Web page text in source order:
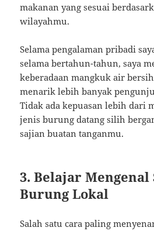
makanan yang sesuai
wilayahmu.
Selama pengalaman pribadi
selama bertahun-tahun, saya
keberadaan mangkuk air
menarik lebih banyak
Tidak ada kepuasan lebih dari
jenis burung datang silih
sajian buatan tanganmu.
3. Belajar Mengenal
Burung Lokal
Salah satu cara paling